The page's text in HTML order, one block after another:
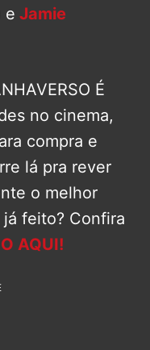
e Jamie
É
no cinema,
compra e
lá pra rever
o melhor
feito? Confira
AQUI!